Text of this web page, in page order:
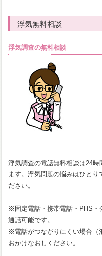
浮気無料相談
浮気調査の無料相談
浮気調査の電話無料相談は24時
ます。浮気問題の悩みはひとり
ださい。
※固定電話・携帯電話・PHS・
通話可能です。
※電話がつながりにくい場合（
おかけなおしください。